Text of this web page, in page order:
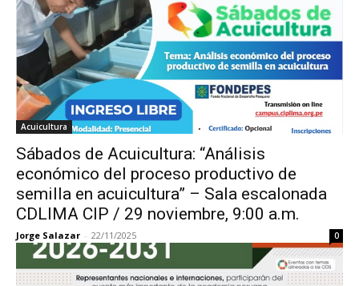
Acuicultura
Sábados de Acuicultura: “Análisis
económico del proceso productivo de
semilla en acuicultura” – Sala escalonada
CDLIMA CIP / 29 noviembre, 9:00 a.m.
Jorge Salazar - 22/11/2025 0